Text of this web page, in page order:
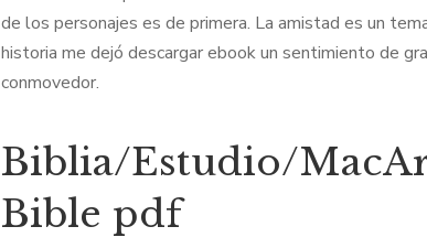
de los personajes es de primera. La amistad es un
historia me dejó descargar ebook un sentimiento de
conmovedor.
Biblia/Estudio/
Bible pdf